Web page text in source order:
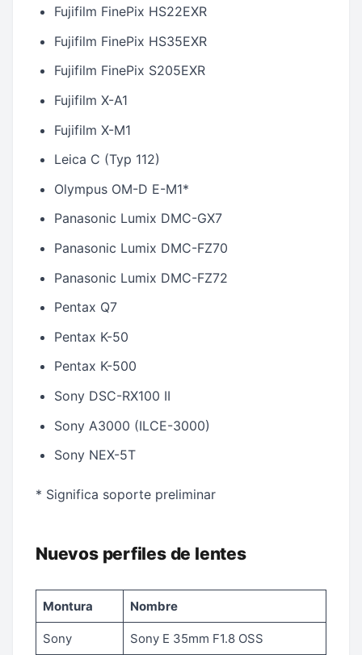
Fujifilm FinePix HS22EXR
Fujifilm FinePix HS35EXR
Fujifilm FinePix S205EXR
Fujifilm X-A1
Fujifilm X-M1
Leica C (Typ 112)
Olympus OM-D E-M1*
Panasonic Lumix DMC-GX7
Panasonic Lumix DMC-FZ70
Panasonic Lumix DMC-FZ72
Pentax Q7
Pentax K-50
Pentax K-500
Sony DSC-RX100 II
Sony A3000 (ILCE-3000)
Sony NEX-5T
* Significa soporte preliminar
Nuevos perfiles de lentes
Montura Nombre
Sony Sony E 35mm F1.8 OSS